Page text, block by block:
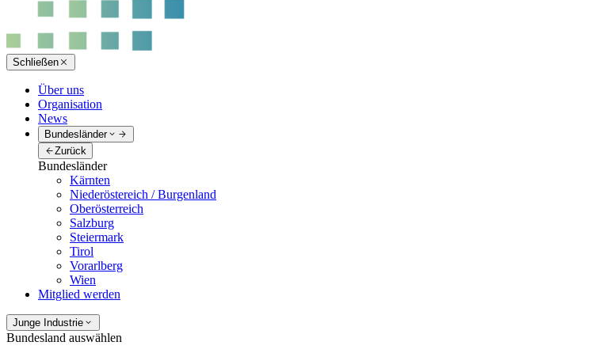
Schließen
Über uns
Organisation
News
Bundesländer
Zurück
Bundesländer
Kärnten
Niederöstereich / Burgenland
Oberösterreich
Salzburg
Steiermark
Tirol
Vorarlberg
Wien
Mitglied werden
Junge Industrie
Bundesland auswählen